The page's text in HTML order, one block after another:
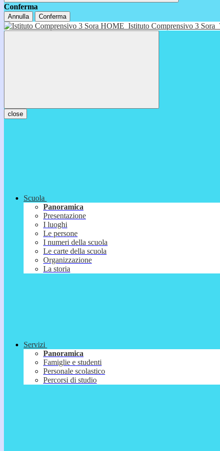
Conferma
Annulla Conferma
HOME Istituto Comprensivo 3 Sora
close
Scuola
Panoramica
Presentazione
I luoghi
Le persone
I numeri della scuola
Le carte della scuola
Organizzazione
La storia
Servizi
Panoramica
Famiglie e studenti
Personale scolastico
Percorsi di studio